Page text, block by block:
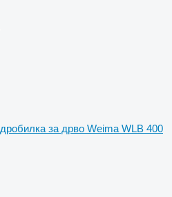
дробилка за дрво Weima WLB 400